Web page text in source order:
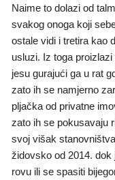
Naime to dolazi od
svakog onoga koji
ostale vidi i tretira kao
usluzi. Iz toga
jesu gurajući ga u rat
zato ih se namjerno
pljačka od privatne
zato ih se pokusavaju
svoj višak
židovsko od 2014.
rovu ili se spasiti